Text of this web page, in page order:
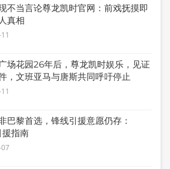
不当言论尊龙凯时官网：前戏抚摸即
真相
场花园26年后，尊龙凯时娱乐，见证
，文班亚马与唐斯共同呼吁停止
巴黎首选，锋线引援意愿仍存：
指南